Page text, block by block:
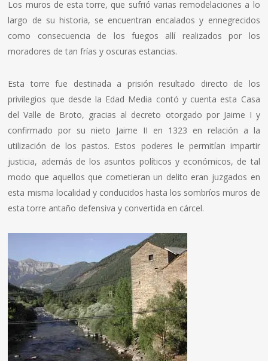
Los muros de esta torre, que sufrió varias remodelaciones a lo
largo de su historia, se encuentran encalados y ennegrecidos
como consecuencia de los fuegos allí realizados por los
moradores de tan frías y oscuras estancias.
Esta torre fue destinada a prisión resultado directo de los
privilegios que desde la Edad Media contó y cuenta esta Casa
del Valle de Broto, gracias al decreto otorgado por Jaime I y
confirmado por su nieto Jaime II en 1323 en relación a la
utilización de los pastos. Estos poderes le permitían impartir
justicia, además de los asuntos políticos y económicos, de tal
modo que aquellos que cometieran un delito eran juzgados en
esta misma localidad y conducidos hasta los sombríos muros de
esta torre antaño defensiva y convertida en cárcel.